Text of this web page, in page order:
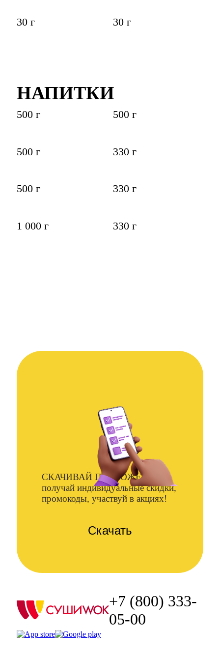
30 г 30 г
НАПИТКИ
500 г 500 г
500 г 330 г
500 г 330 г
1 000 г 330 г
СКАЧИВАЙ ПРИЛОЖЕНИЕ и
получай индивидуальные скидки,
промокоды, участвуй в акциях!
Скачать
+7 (800) 333-
05-00